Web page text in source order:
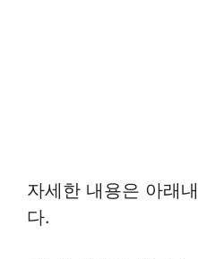
자세한 내용은 아래
다.